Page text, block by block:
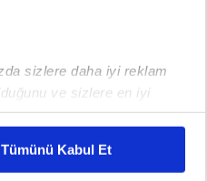
sizlere daha iyi reklam
ve sizlere en iyi
karşılamak
Tümünü Kabul Et